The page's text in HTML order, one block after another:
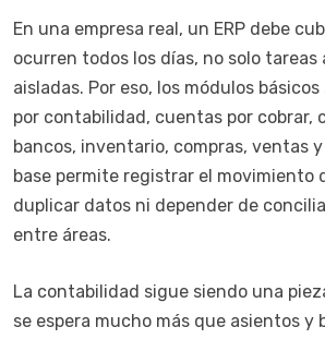
En una empresa real, un ERP debe
ocurren todos los días, no solo
aisladas. Por eso, los módulos
por contabilidad, cuentas por cobrar,
bancos, inventario, compras, ventas
base permite registrar el movimiento
duplicar datos ni depender de
entre áreas.
La contabilidad sigue siendo una
se espera mucho más que asientos y